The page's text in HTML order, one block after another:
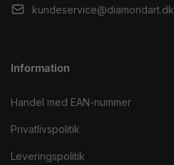
kundeservice@diamondart.dk
Information
Handel med EAN-nummer
Privatlivspolitik
Leveringspolitik